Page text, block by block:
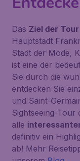
Das Ziel der
Hauptstadt
Stadt der Mode,
ist eine der
Sie durch die
entdecken Sie
und Saint-
Sightseeing-Tour
alle
definitiv ein
ab! Mehr